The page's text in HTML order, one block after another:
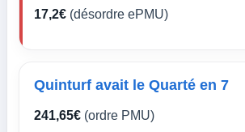
17,2€ (désordre ePMU)
Quinturf avait le Quarté en 7
241,65€ (ordre PMU)